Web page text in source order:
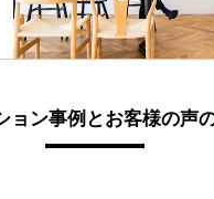
ョン事例とお客様の声